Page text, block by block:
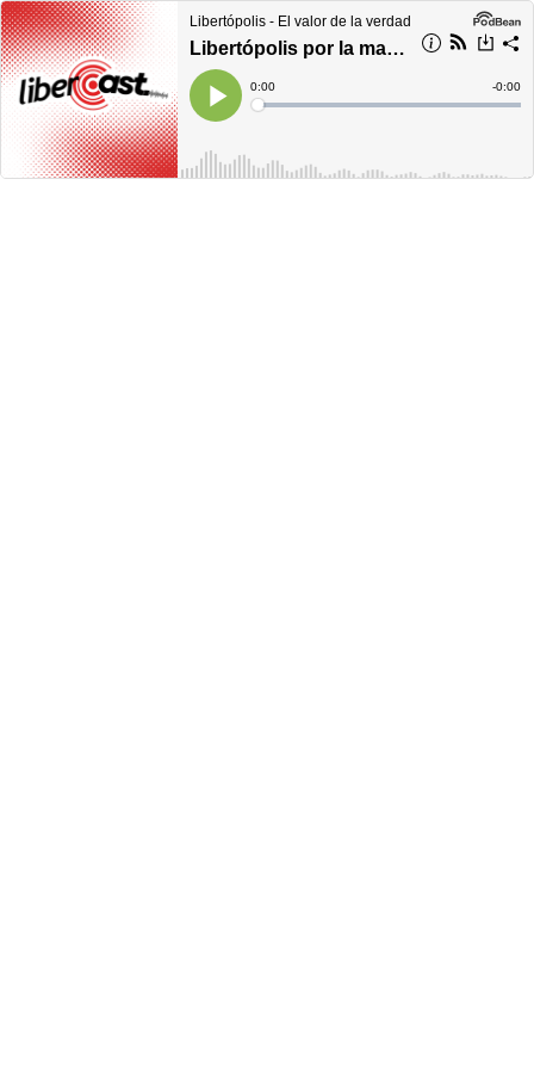
Libertópolis - El valor de la verdad
Libertópolis por la mañana, lunes 04 de octubre 2021
Play
Current
Time
0:00
Loaded:
Time
-0:00